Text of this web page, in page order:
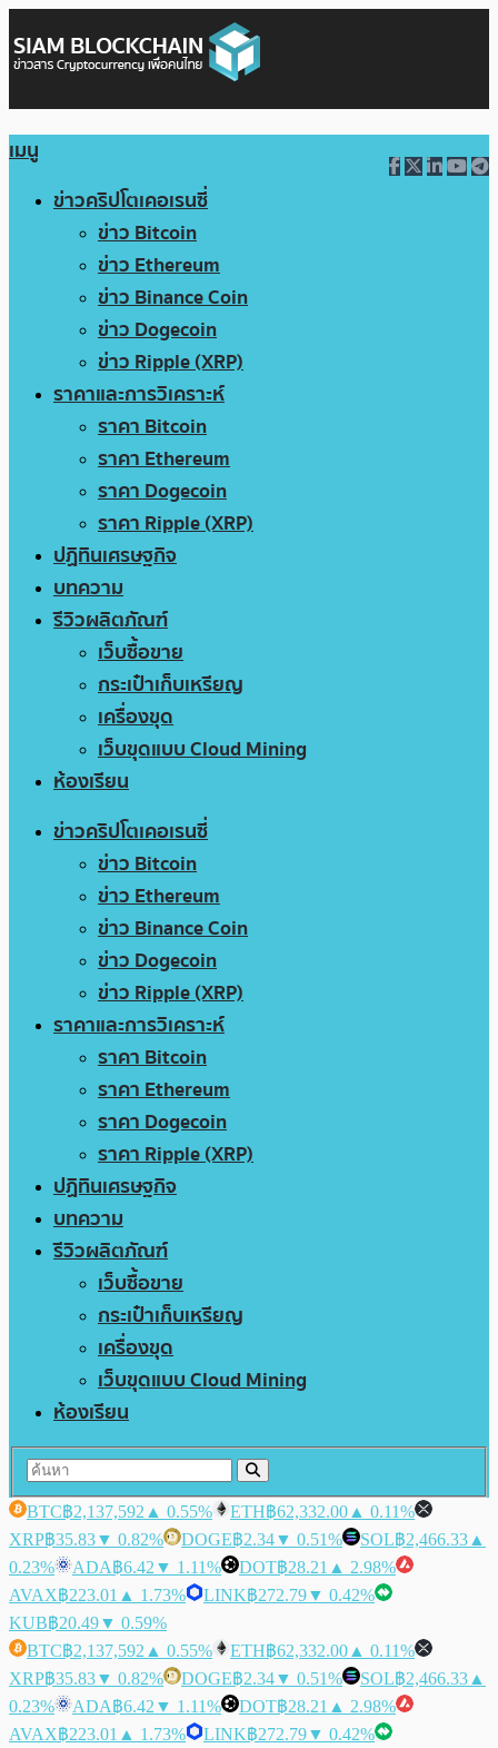
เมนู
ข่าวคริปโตเคอเรนซี่
ข่าว Bitcoin
ข่าว Ethereum
ข่าว Binance Coin
ข่าว Dogecoin
ข่าว Ripple (XRP)
ราคาและการวิเคราะห์
ราคา Bitcoin
ราคา Ethereum
ราคา Dogecoin
ราคา Ripple (XRP)
ปฏิทินเศรษฐกิจ
บทความ
รีวิวผลิตภัณฑ์
เว็บซื้อขาย
กระเป๋าเก็บเหรียญ
เครื่องขุด
เว็บขุดแบบ Cloud Mining
ห้องเรียน
ข่าวคริปโตเคอเรนซี่
ข่าว Bitcoin
ข่าว Ethereum
ข่าว Binance Coin
ข่าว Dogecoin
ข่าว Ripple (XRP)
ราคาและการวิเคราะห์
ราคา Bitcoin
ราคา Ethereum
ราคา Dogecoin
ราคา Ripple (XRP)
ปฏิทินเศรษฐกิจ
บทความ
รีวิวผลิตภัณฑ์
เว็บซื้อขาย
กระเป๋าเก็บเหรียญ
เครื่องขุด
เว็บขุดแบบ Cloud Mining
ห้องเรียน
BTC฿2,137,592 ▲ 0.55% ETH฿62,332.00 ▲ 0.11%
XRP฿35.83▼ 0.82% DOGE฿2.34▼ 0.51% SOL฿2,466.33 ▲
0.23%
ADA฿6.42 ▼ 1.11% DOT฿28.21 ▲ 2.98%
AVAX฿223.01 ▲ 1.73% LINK฿272.79▼ 0.42%
KUB฿20.49▼ 0.59%
BTC฿2,137,592 ▲ 0.55% ETH฿62,332.00 ▲ 0.11%
XRP฿35.83▼ 0.82% DOGE฿2.34▼ 0.51% SOL฿2,466.33 ▲
0.23%
ADA฿6.42 ▼ 1.11% DOT฿28.21 ▲ 2.98%
AVAX฿223.01 ▲ 1.73% LINK฿272.79▼ 0.42%